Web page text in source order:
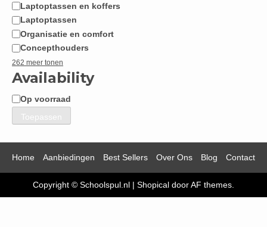
Laptoptassen en koffers
Laptoptassen
Organisatie en comfort
Concepthouders
262 meer tonen
Availability
Beschikbaarheid
Op voorraad
Toepassen
Home Aanbiedingen Best Sellers Over Ons Blog Contact
Copyright © Schoolspul.nl | Shopical door AF themes.